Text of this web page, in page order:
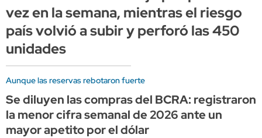
vez en la semana, mientras el riesgo
país volvió a subir y perforó las 450
unidades
Aunque las reservas rebotaron fuerte
Se diluyen las compras del BCRA: registraron
la menor cifra semanal de 2026 ante un
mayor apetito por el dólar